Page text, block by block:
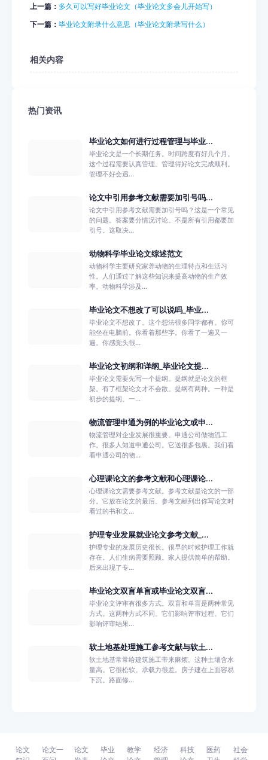
上一篇： 多久可以写好毕业论文（毕业论文多会儿开始写）
下一篇： 毕业论文附录什么意思（毕业论文附录写什么）
相关内容
热门资讯
毕业论文如何进行过程管理与毕业...
毕业论文是一个长期任务。时间跨度有好几个月。
这个过程需要认真管理。管理得好论文完成顺利。
管理不好会遇...
论文中引用参考文献需要加引号吗...
论文中引用参考文献需要加引号吗？这是一个常见
的问题。答案要分情况讨论。不是所有引用都要加
引号。这取决...
动物科学毕业论文综述范文
动物科学主要研究家养动物的生理特点和生活习
性。人们通过了解这些知识来提高动物的生产效
率。动物科学涉及...
毕业论文不想改了可以说吗_毕业...
毕业论文不想改了。这个想法很多同学都有。你可
能坐在电脑前。你看着那些字。你看了一遍又一
遍。你感觉头很...
毕业论文初纲和详纲_毕业论文提...
毕业论文需要先写一个提纲。提纲就是论文的框
架。有了框架论文才不会散。提纲有两种。一种是
初步的提纲。一...
物流管理申通为例的毕业论文或申...
物流管理对企业发展很重要。申通公司做物流工
作。很多人知道申通公司。它送很多包裹。我们看
看申通公司的物...
心理课论文的参考文献和心理课论...
心理课论文需要参考文献。参考文献是论文的一部
分。它放在论文的最后。参考文献列出你写论文时
看过的书和文...
护理专业发展就业论文参考文献_...
护理专业的发展历史很长。很早的时候护理工作就
存在。人们生病需要照顾。家人提供简单的帮助。
后来出现了专...
毕业论文双盲单盲或毕业论文双盲...
毕业论文评审有很多方式。双盲和单盲是两种常见
方式。这两种方式不同。它们影响评审过程。它们
影响评审结果...
软土地基处理施工参考文献与软土...
软土地基常常给建筑施工带来麻烦。这种土壤含水
量高。它很松软。承载力很差。房子建在上面容易
下沉。路面修...
论文
论文一
论文
毕业
教学
经济
科技
医药
社会